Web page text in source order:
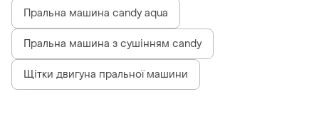
Пральна машина candy aqua
Пральна машина з сушінням candy
Щітки двигуна пральної машини